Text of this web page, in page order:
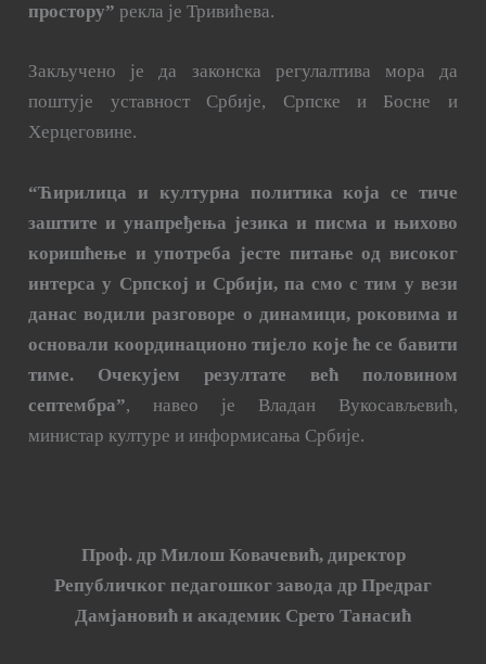
простору” рекла је Тривићева.
Закључено је да законска регулалтива мора да
поштује уставност Србије, Српске и Босне и
Херцеговине.
“Ћирилица и културна политика која се тиче
заштите и унапређења језика и писма и њихово
коришћење и употреба јесте питање од високог
интерса у Српској и Србији, па смо с тим у вези
данас водили разговоре о динамици, роковима и
основали координационо тијело које ће се бавити
тиме. Очекујем резултате већ половином
септембра”, навео је Владан Вукосављевић,
министар културе и информисања Србије.
Проф. др Милош Ковачевић, директор
Републичког педагошког завода др Предраг
Дамјановић и академик Срето Танасић